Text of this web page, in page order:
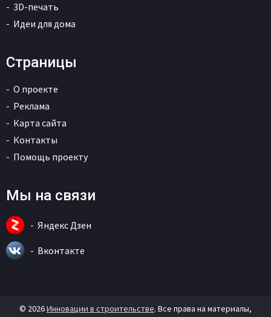
3D-печать
Идеи для дома
Страницы
О проекте
Реклама
Карта сайта
Контакты
Помощь проекту
Мы на связи
Яндекс Дзен
Вконтакте
© 2026Инновации в строительстве. Все права на материалы,